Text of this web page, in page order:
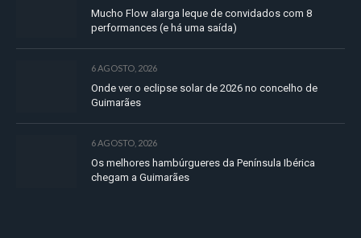
Mucho Flow alarga leque de convidados com 8
performances (e há uma saída)
6 AGOSTO, 2026
Onde ver o eclipse solar de 2026 no concelho de
Guimarães
6 AGOSTO, 2026
Os melhores hambúrgueres da Península Ibérica
chegam a Guimarães